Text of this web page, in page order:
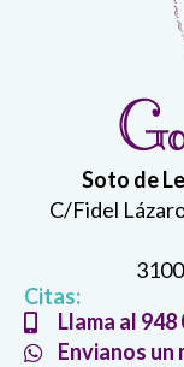
Soto de
C/Fidel
Citas:
Llama al 948
Envianos un